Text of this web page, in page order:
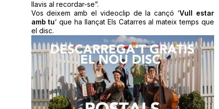
llavis al recordar-se”.
Vos deixem amb el videoclip de la cançó ‘Vull estar
amb tu‘ que ha llançat Els Catarres al mateix temps que
el disc.